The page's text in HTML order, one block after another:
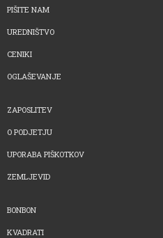
PIŠITE NAM
UREDNIŠTVO
CENIKI
OGLAŠEVANJE
ZAPOSLITEV
O PODJETJU
UPORABA PIŠKOTKOV
ZEMLJEVID
BONBON
KVADRATI